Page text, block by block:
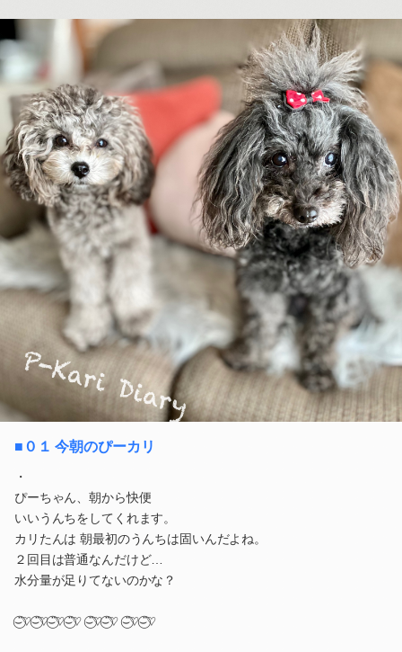
■０１ 今朝のぴーカリ
・
ぴーちゃん、朝から快便
いいうんちをしてくれます。
カリたんは 朝最初のうんちは固いんだよね。
２回目は普通なんだけど…
水分量が足りてないのかな？
⌣̈⃝♡⌣̈⃝♡⌣̈⃝♡⌣̈⃝♡ ⌣̈⃝♡⌣̈⃝♡ ⌣̈⃝♡⌣̈⃝♡